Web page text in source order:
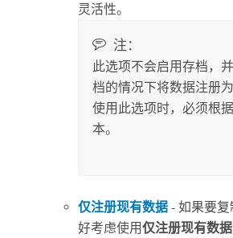
灵活性。
注：
此选项不会启用存档，
档的情况下将数据注册
使用此选项时，必须根
本。
仅注册现有数据 - 如果要
好考虑使用仅注册现有数据